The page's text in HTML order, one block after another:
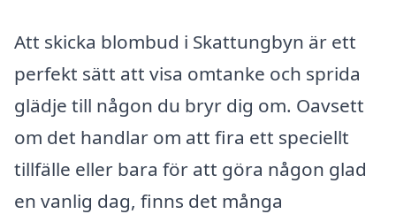
Att skicka blombud i Skattungbyn är ett
perfekt sätt att visa omtanke och sprida
glädje till någon du bryr dig om. Oavsett
om det handlar om att fira ett speciellt
tillfälle eller bara för att göra någon glad
en vanlig dag, finns det många